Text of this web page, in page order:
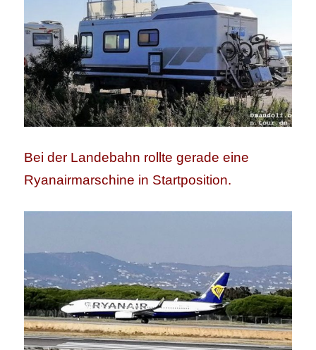
Bei der Landebahn rollte gerade eine
Ryanairmarschine in Startposition.